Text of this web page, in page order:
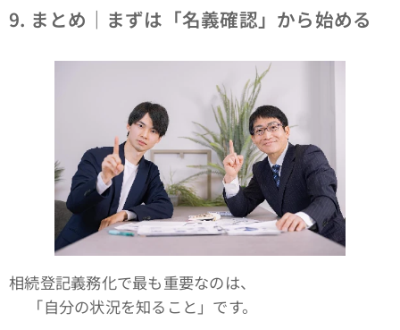
9. まとめ｜まずは「名義確認」から始める
相続登記義務化で最も重要なのは、
👉「自分の状況を知ること」です。